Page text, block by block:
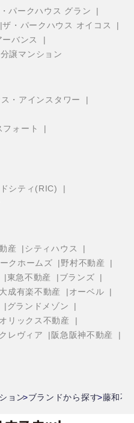
パークハウス グラン
ザ・パークハウス オイコス
バンス
譲マンション
・アインスタワー
ォート
シティ(RIC)
産
シティハウス
クホームズ
野村不動産
東急不動産
ブランズ
大成有楽不動産
オーベル
グランドメゾン
オリックス不動産
クレヴィア
阪急阪神不動産
ョン ブランドから探す 藤和不